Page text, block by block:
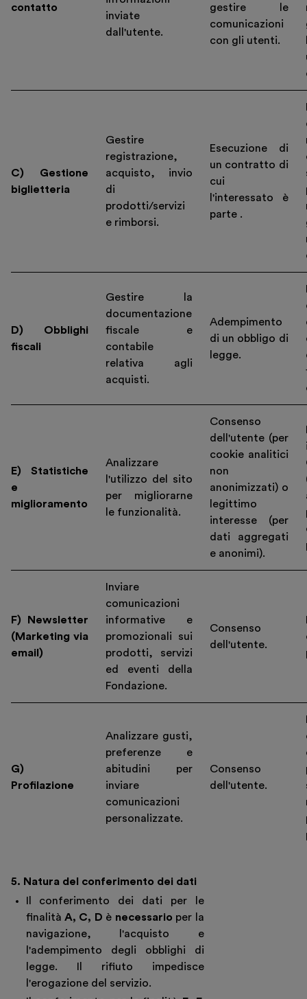
contatto
inviate
dall'utente.
gestire le
comunicazioni
con gli utenti.
C) Gestione
biglietteria
Gestire
registrazione,
acquisto, invio
di
prodotti/servizi
e rimborsi.
Esecuzione di
un contratto di
cui
l'interessato è
parte .
D) Obblighi
fiscali
Gestire la
documentazione
fiscale e
contabile
relativa agli
acquisti.
Adempimento
di un obbligo di
legge.
E) Statistiche
e
miglioramento
Analizzare
l'utilizzo del sito
per migliorarne
le funzionalità.
Consenso
dell'utente (per
cookie analitici
non
anonimizzati) o
legittimo
interesse (per
dati aggregati
e anonimi).
F) Newsletter
(Marketing via
email)
Inviare
comunicazioni
informative e
promozionali sui
prodotti, servizi
ed eventi della
Fondazione.
Consenso
dell'utente.
G)
Profilazione
Analizzare gusti,
preferenze e
abitudini per
inviare
comunicazioni
personalizzate.
Consenso
dell'utente.
5. Natura del conferimento dei dati
Il conferimento dei dati per le
finalità A, C, D è necessario per la
navigazione, l'acquisto e
l'adempimento degli obblighi di
legge. Il rifiuto impedisce
l'erogazione del servizio.